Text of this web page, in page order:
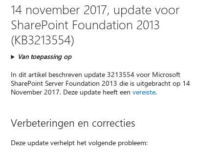
14 november 2017, update voor
SharePoint Foundation 2013
(KB3213554)
Van toepassing op
In dit artikel beschreven update 3213554 voor Microsoft
SharePoint Server Foundation 2013 die is uitgebracht op 14
November 2017. Deze update heeft eenvereiste.
Verbeteringen en correcties
Deze update verhelpt het volgende probleem: